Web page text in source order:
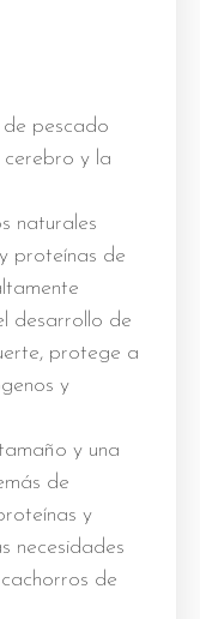
pescado
cerebro y la
naturales
proteínas de
desarrollo de
protege a
y
y una
de
y
necesidades
de